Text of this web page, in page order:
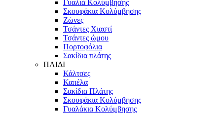
Γυαλιά Κολύμβησης
Σκουφάκια Κολύμβησης
Ζώνες
Τσάντες Χιαστί
Τσάντες ώμου
Πορτοφόλια
Σακίδια πλάτης
ΠΑΙΔΙ
Κάλτσες
Καπέλα
Σακίδια Πλάτης
Σκουφάκια Κολύμβησης
Γυαλάκια Κολύμβησης